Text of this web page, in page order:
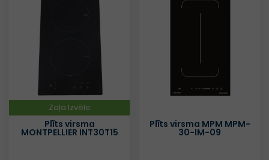
Zaļa Izvēle
Plīts virsma
MONTPELLIER INT30T15
Plīts virsma MPM MPM-
30-IM-09